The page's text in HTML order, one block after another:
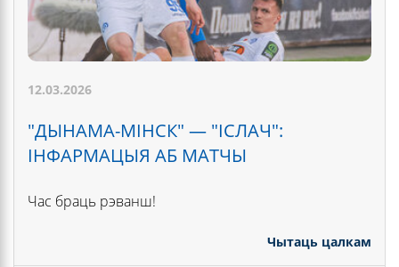
12.03.2026
"ДЫНАМА-МІНСК" — "ІСЛАЧ":
ІНФАРМАЦЫЯ АБ МАТЧЫ
Час браць рэванш!
Чытаць цалкам